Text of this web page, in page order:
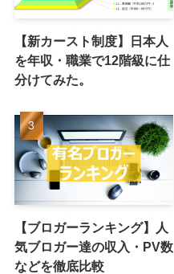
【新カースト制度】日本人
を年収・職業で12階級に仕
分けてみた。
【ブロガーランキング】人
気ブロガー達の収入・PV数
などを徹底比較